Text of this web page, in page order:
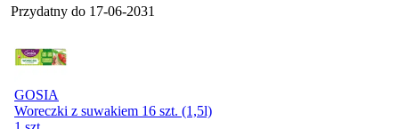
Przydatny do 17-06-2031
GOSIA
Woreczki z suwakiem 16 szt. (1,5l)